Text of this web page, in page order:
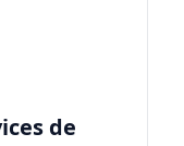
de